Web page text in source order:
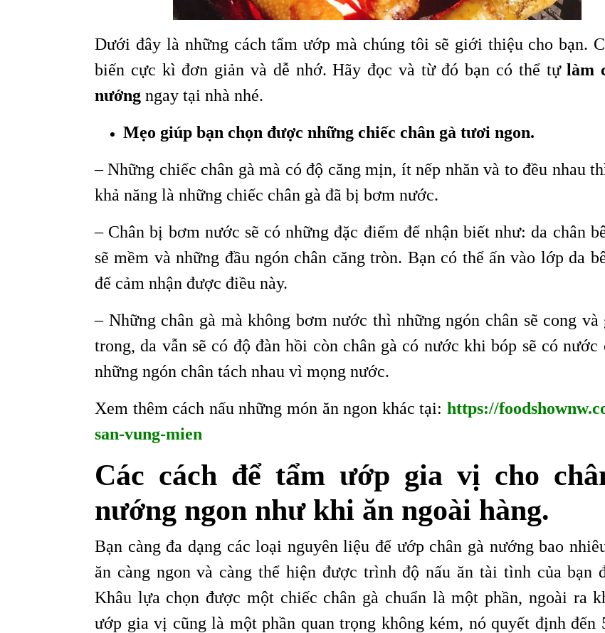
Dưới đây là những cách tẩm ướp mà chúng tôi sẽ giới thiệu cho bạn.
biến cực kì đơn giản và dễ nhớ. Hãy đọc và từ đó bạn có thể tựlàm
nướng ngay tại nhà nhé.
Mẹo giúp bạn chọn được những chiếc chân gà tươi ngon.
– Những chiếc chân gà mà có độ căng mịn, ít nếp nhăn và to đều nhau
khả năng là những chiếc chân gà đã bị bơm nước.
– Chân bị bơm nước sẽ có những đặc điểm để nhận biết như: da chân
sẽ mềm và những đầu ngón chân căng tròn. Bạn có thể ấn vào lớp da
để cảm nhận được điều này.
– Những chân gà mà không bơm nước thì những ngón chân sẽ cong và
trong, da vẫn sẽ có độ đàn hồi còn chân gà có nước khi bóp sẽ có nước
những ngón chân tách nhau vì mọng nước.
Xem thêm cách nấu những món ăn ngon khác tại: https://
san-vung-mien
Các cách để tẩm ướp gia vị cho
nướng ngon như khi ăn ngoài hàng.
Bạn càng đa dạng các loại nguyên liệu để ướp chân gà nướng bao
ăn càng ngon và càng thể hiện được trình độ nấu ăn tài tình của bạn
Khâu lựa chọn được một chiếc chân gà chuẩn là một phần, ngoài ra
ướp gia vị cũng là một phần quan trọng không kém, nó quyết định đến